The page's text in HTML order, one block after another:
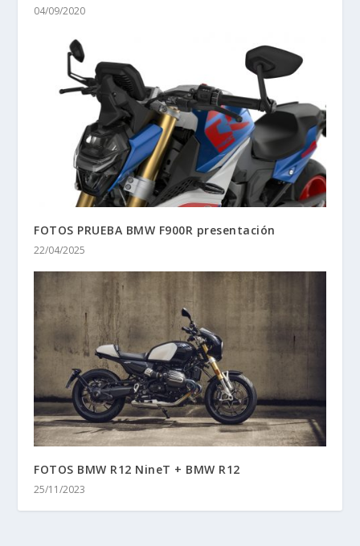
04/09/2020
FOTOS PRUEBA BMW F900R presentación
22/04/2025
FOTOS BMW R12 NineT + BMW R12
25/11/2023